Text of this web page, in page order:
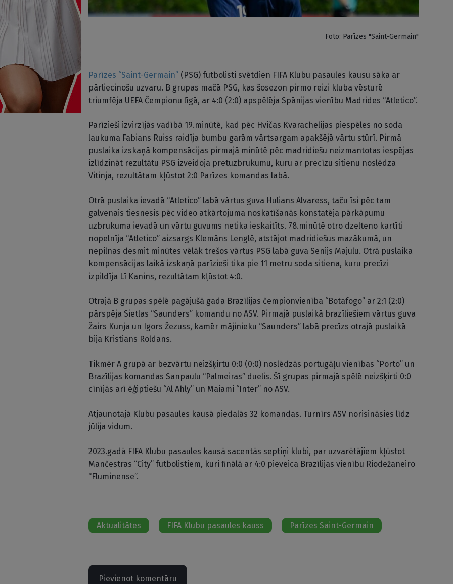
Foto: Parīzes "Saint-Germain"
Parīzes “Saint-Germain” (PSG) futbolisti svētdien FIFA Klubu pasaules kausu sāka ar
pārliecinošu uzvaru. B grupas mačā PSG, kas šosezon pirmo reizi kluba vēsturē
triumfēja UEFA Čempionu līgā, ar 4:0 (2:0) apspēlēja Spānijas vienību Madrides “Atletico”.
Parīzieši izvirzījās vadībā 19.minūtē, kad pēc Hvičas Kvarachelijas piespēles no soda
laukuma Fabians Ruiss raidīja bumbu garām vārtsargam apakšējā vārtu stūrī. Pirmā
puslaika izskaņā kompensācijas pirmajā minūtē pēc madridiešu neizmantotas iespējas
izlīdzināt rezultātu PSG izveidoja pretuzbrukumu, kuru ar precīzu sitienu noslēdza
Vitinja, rezultātam kļūstot 2:0 Parīzes komandas labā.
Otrā puslaika ievadā “Atletico” labā vārtus guva Hulians Alvaress, taču īsi pēc tam
galvenais tiesnesis pēc video atkārtojuma noskatīšanās konstatēja pārkāpumu
uzbrukuma ievadā un vārtu guvums netika ieskaitīts. 78.minūtē otro dzelteno kartīti
nopelnīja “Atletico” aizsargs Klemāns Lenglē, atstājot madridiešus mazākumā, un
nepilnas desmit minūtes vēlāk trešos vārtus PSG labā guva Senijs Majulu. Otrā puslaika
kompensācijas laikā izskaņā parīzieši tika pie 11 metru soda sitiena, kuru precīzi
izpildīja Lī Kanins, rezultātam kļūstot 4:0.
Otrajā B grupas spēlē pagājušā gada Brazīlijas čempionvienība “Botafogo” ar 2:1 (2:0)
pārspēja Sietlas “Saunders” komandu no ASV. Pirmajā puslaikā brazīliešiem vārtus guva
Žairs Kunja un Igors Žezuss, kamēr mājinieku “Saunders” labā precīzs otrajā puslaikā
bija Kristians Roldans.
Tikmēr A grupā ar bezvārtu neizšķirtu 0:0 (0:0) noslēdzās portugāļu vienības “Porto” un
Brazīlijas komandas Sanpaulu “Palmeiras” duelis. Šī grupas pirmajā spēlē neizšķirti 0:0
cīnījās arī ēģiptiešu “Al Ahly” un Maiami “Inter” no ASV.
Atjaunotajā Klubu pasaules kausā piedalās 32 komandas. Turnīrs ASV norisināsies līdz
jūlija vidum.
2023.gadā FIFA Klubu pasaules kausā sacentās septiņi klubi, par uzvarētājiem kļūstot
Mančestras “City” futbolistiem, kuri finālā ar 4:0 pieveica Brazīlijas vienību Riodežaneiro
“Fluminense”.
Aktualitātes FIFA Klubu pasaules kauss Parīzes Saint-Germain
Pievienot komentāru